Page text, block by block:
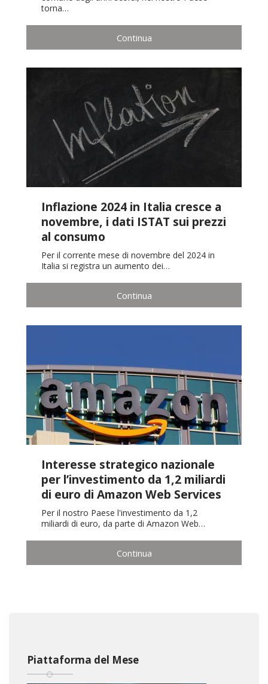
torna…
Continua
Inflazione 2024 in Italia cresce a
novembre, i dati ISTAT sui prezzi
al consumo
Per il corrente mese di novembre del 2024 in
Italia si registra un aumento dei…
Continua
Interesse strategico nazionale
per l’investimento da 1,2 miliardi
di euro di Amazon Web Services
Per il nostro Paese l'investimento da 1,2
miliardi di euro, da parte di Amazon Web…
Continua
Piattaforma del Mese